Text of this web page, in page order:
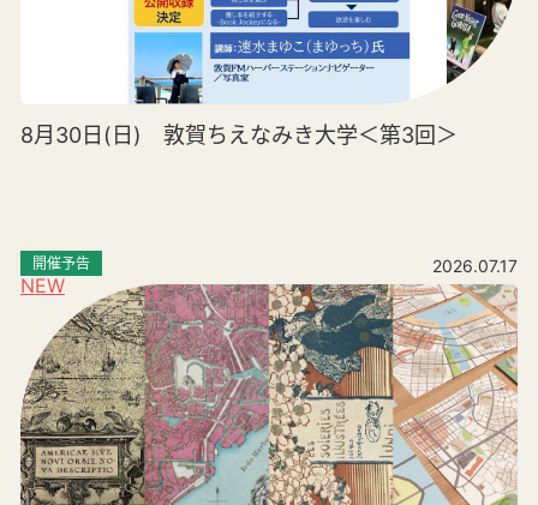
8月30日(日) 敦賀ちえなみき大学＜第3回＞
NEW
開催予告 2026.07.17